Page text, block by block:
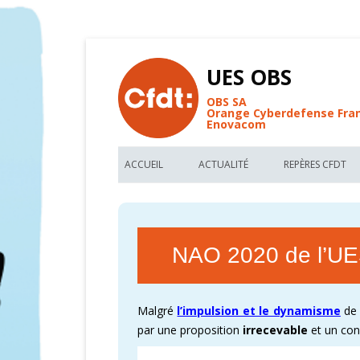
UES OBS
OBS SA
Orange Cyberdefense
Enovacom
ACCUEIL
FIL D’ACTUALITÉ DE L’UES OBS
FORUM DE DISCUSSIONS CFDT
GLOSSAIRE DE L’UES OBS
ACTUALITÉ
TRACTS CFDT UES OBS
RÉUNION D’INFORMATIONS CFDT
REPÈRES CFDT
VOS MÉMO-
ACCORDS
NAO 2020 de
Malgré l’impulsion et le dynamisme de
par une proposition irrecevable et un